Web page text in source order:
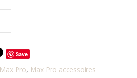
Save
Max Pro, Max Pro accessoires